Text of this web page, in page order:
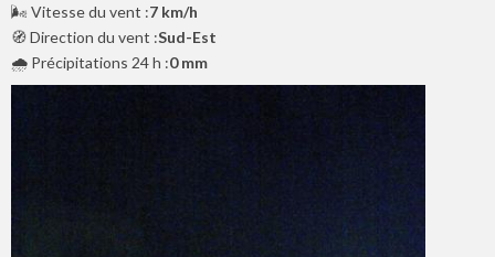
🌬️ Vitesse du vent :7 km/h
🧭 Direction du vent :Sud-Est
🌧️ Précipitations 24 h :0 mm